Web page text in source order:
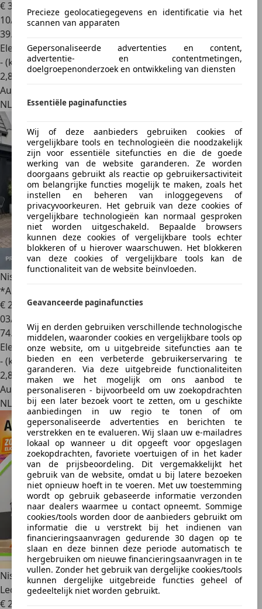
Precieze geolocatiegegevens en identificatie via het
scannen van apparaten
Gepersonaliseerde advertenties en content,
advertentie- en contentmetingen,
doelgroepenonderzoek en ontwikkeling van diensten
Essentiële paginafuncties
Wij of deze aanbieders gebruiken cookies of
vergelijkbare tools en technologieën die noodzakelijk
zijn voor essentiële sitefuncties en die de goede
werking van de website garanderen. Ze worden
doorgaans gebruikt als reactie op gebruikersactiviteit
om belangrijke functies mogelijk te maken, zoals het
instellen en beheren van inloggegevens of
privacyvoorkeuren. Het gebruik van deze cookies of
vergelijkbare technologieën kan normaal gesproken
niet worden uitgeschakeld. Bepaalde browsers
kunnen deze cookies of vergelijkbare tools echter
blokkeren of u hierover waarschuwen. Het blokkeren
van deze cookies of vergelijkbare tools kan de
functionaliteit van de website beïnvloeden.
Geavanceerde paginafuncties
Wij en derden gebruiken verschillende technologische
middelen, waaronder cookies en vergelijkbare tools op
onze website, om u uitgebreide sitefuncties aan te
bieden en een verbeterde gebruikerservaring te
garanderen. Via deze uitgebreide functionaliteiten
maken we het mogelijk om ons aanbod te
personaliseren - bijvoorbeeld om uw zoekopdrachten
bij een later bezoek voort te zetten, om u geschikte
aanbiedingen in uw regio te tonen of om
gepersonaliseerde advertenties en berichten te
verstrekken en te evalueren. Wij slaan uw e-mailadres
lokaal op wanneer u dit opgeeft voor opgeslagen
zoekopdrachten, favoriete voertuigen of in het kader
van de prijsbeoordeling. Dit vergemakkelijkt het
gebruik van de website, omdat u bij latere bezoeken
niet opnieuw hoeft in te voeren. Met uw toestemming
wordt op gebruik gebaseerde informatie verzonden
naar dealers waarmee u contact opneemt. Sommige
cookies/tools worden door de aanbieders gebruikt om
informatie die u verstrekt bij het indienen van
financieringsaanvragen gedurende 30 dagen op te
slaan en deze binnen deze periode automatisch te
hergebruiken om nieuwe financieringsaanvragen in te
vullen. Zonder het gebruik van dergelijke cookies/tools
kunnen dergelijke uitgebreide functies geheel of
gedeeltelijk niet worden gebruikt.
€ 36.864
10/2022
39.496 km
Elektrisch
- (kWh/100 km)
2,8
Autobedrijf
NL 2491 BW
Nissan Ariya
*ALL-IN PRIJ
€ 29.9501
03/2023
74.111 km
Elektrisch
- (kWh/100 km)
2,8
Autobedrijf
NL 7961 NH
Nissan AriyaEvolve 66 kWh 98%SOH Warmtepomp Half-
Leder Camera
€ 28.940